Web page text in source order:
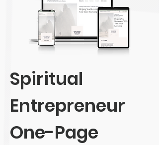
Spiritual
Entrepreneur
One-Page